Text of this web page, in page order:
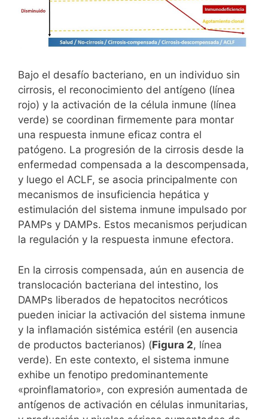
Bajo el desafío bacteriano, en un individuo sin
cirrosis, el reconocimiento del antígeno (línea
rojo) y la activación de la célula inmune (línea
verde) se coordinan firmemente para montar
una respuesta inmune eficaz contra el
patógeno. La progresión de la cirrosis desde la
enfermedad compensada a la descompensada,
y luego el ACLF, se asocia principalmente con
mecanismos de insuficiencia hepática y
estimulación del sistema inmune impulsado por
PAMPs y DAMPs. Estos mecanismos perjudican
la regulación y la respuesta inmune efectora.
En la cirrosis compensada, aún en ausencia de
translocación bacteriana del intestino, los
DAMPs liberados de hepatocitos necróticos
pueden iniciar la activación del sistema inmune
y la inflamación sistémica estéril (en ausencia
de productos bacterianos) (Figura 2, línea
verde). En este contexto, el sistema inmune
exhibe un fenotipo predominantemente
«proinflamatorio», con expresión aumentada de
antígenos de activación en células inmunitarias,